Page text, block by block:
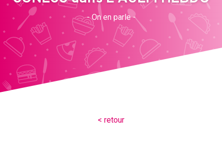
- On en parle -
< retour